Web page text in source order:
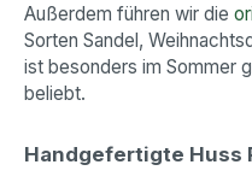
Außerdem führen wir die
Sorten Sandel,
ist besonders im Sommer
beliebt.
Handgefertigte Huss